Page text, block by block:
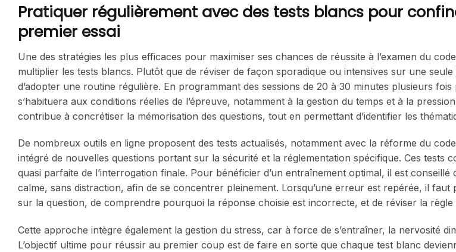
Pratiquer régulièrement avec des tests blancs pour
premier essai
Une des stratégies les plus efficaces pour maximiser ses chances de réussite à l’examen du
multiplier les tests blancs. Plutôt que de réviser de façon sporadique ou intensives sur une
d’adopter une routine régulière. En programmant des sessions de 20 à 30 minutes plusieurs
s’habituera aux conditions réelles de l’épreuve, notamment à la gestion du temps et à la
contribue à concrétiser la mémorisation des questions, tout en permettant d’identifier les
De nombreux outils en ligne proposent des tests actualisés, notamment avec la réforme du
intégré de nouvelles questions portant sur la sécurité et la réglementation spécifique. Ces tests
quasi parfaite de l’interrogation finale. Pour bénéficier d’un entraînement optimal, il est
calme, sans distraction, afin de se concentrer pleinement. Lorsqu’une erreur est repérée, il
sur la question, de comprendre pourquoi la réponse choisie est incorrecte, et de réviser la règle
Cette approche intègre également la gestion du stress, car à force de s’entraîner, la nervosité
L’objectif ultime pour réussir au premier coup est de faire en sorte que chaque test blanc